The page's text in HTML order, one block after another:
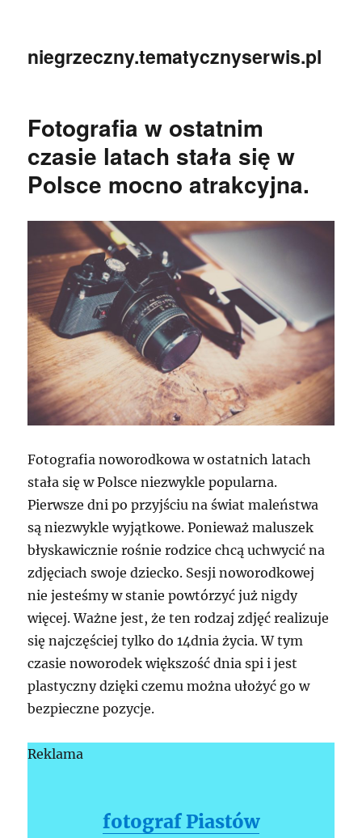
niegrzeczny.tematycznyserwis.pl
Fotografia w ostatnim
czasie latach stała się w
Polsce mocno atrakcyjna.
Fotografia noworodkowa w ostatnich latach
stała się w Polsce niezwykle popularna.
Pierwsze dni po przyjściu na świat maleństwa
są niezwykle wyjątkowe. Ponieważ maluszek
błyskawicznie rośnie rodzice chcą uchwycić na
zdjęciach swoje dziecko. Sesji noworodkowej
nie jesteśmy w stanie powtórzyć już nigdy
więcej. Ważne jest, że ten rodzaj zdjęć realizuje
się najczęściej tylko do 14dnia życia. W tym
czasie noworodek większość dnia spi i jest
plastyczny dzięki czemu można ułożyć go w
bezpieczne pozycje.
Reklama
fotograf Piastów